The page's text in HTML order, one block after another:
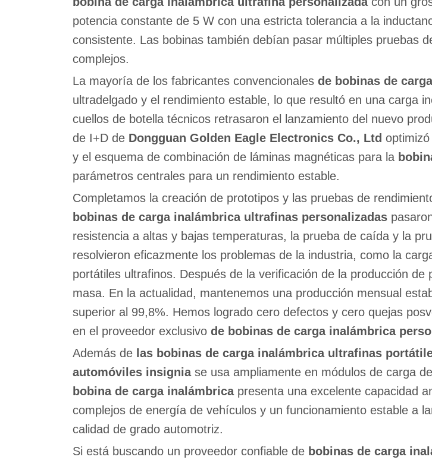
potencia constante de 5 W con una estricta tolerancia a la
consistente. Las bobinas también debían pasar múltiples pruebas
complejos.
La mayoría de los fabricantes convencionales de bobinas de
ultradelgado y el rendimiento estable, lo que resultó en una carga
cuellos de botella técnicos retrasaron el lanzamiento del nuevo
de I+D de Dongguan Golden Eagle Electronics Co., Ltd
y el esquema de combinación de láminas magnéticas para la
parámetros centrales para un rendimiento estable.
Completamos la creación de prototipos y las pruebas de
bobinas de carga inalámbrica ultrafinas personalizadas
resistencia a altas y bajas temperaturas, la prueba de caída y la
resolvieron eficazmente los problemas de la industria, como la
portátiles ultrafinos. Después de la verificación de la producción
masa. En la actualidad, mantenemos una producción mensual
superior al 99,8%. Hemos logrado cero defectos y cero quejas
en el proveedor exclusivo de bobinas de carga inalámbrica
Además de las bobinas de carga inalámbrica ultrafinas
automóviles insignia se usa ampliamente en módulos de carga
bobina de carga inalámbrica presenta una excelente capacidad
complejos de energía de vehículos y un funcionamiento estable a
calidad de grado automotriz.
Si está buscando un proveedor confiable de bobinas de carga